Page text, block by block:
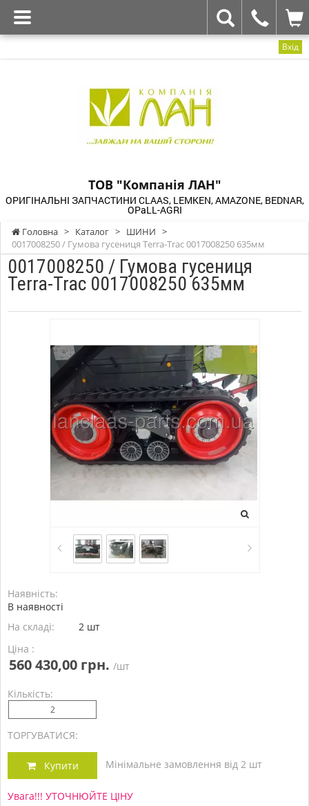
Вхід
ТОВ "Компанія ЛАН"
ОРИГІНАЛЬНІ ЗАПЧАСТИНИ CLAAS, LEMKEN, AMAZONE, BEDNAR,
OPaLL-AGRI
Головна > Каталог > ШИНИ >
0017008250 / Гумова гусениця Terra-Trac 0017008250 635мм
0017008250 / Гумова гусениця
Terra-Trac 0017008250 635мм
Наявність:
В наявності
На складі:
2 шт
Ціна :
560 430,00 грн. /шт
Кількість:
ТОРГУВАТИСЯ:
Купити Мінімальне замовлення від 2 шт
Увага!!! УТОЧНЮЙТЕ ЦІНУ